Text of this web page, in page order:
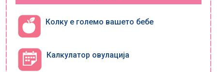
Колку е големо вашето бебе
Калкулатор овулација